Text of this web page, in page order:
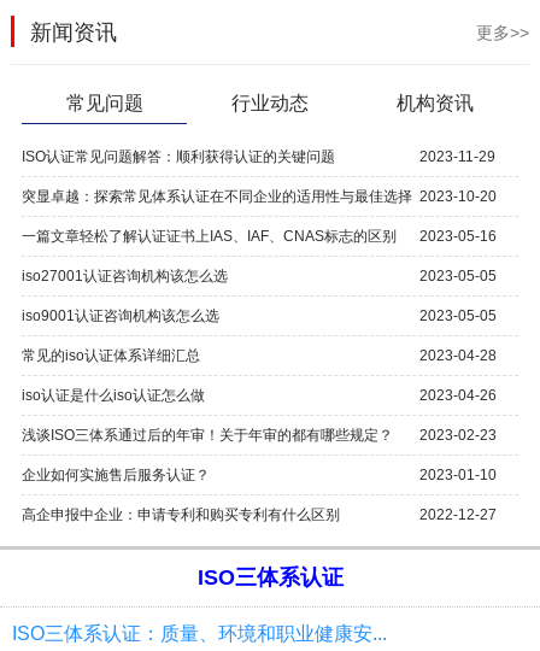
新闻资讯 更多>>
常见问题 行业动态 机构资讯
ISO认证常见问题解答：顺利获得认证的关键问题 2023-11-29
突显卓越：探索常见体系认证在不同企业的适用性与最佳选择 2023-10-20
一篇文章轻松了解认证证书上IAS、IAF、CNAS标志的区别 2023-05-16
iso27001认证咨询机构该怎么选 2023-05-05
iso9001认证咨询机构该怎么选 2023-05-05
常见的iso认证体系详细汇总 2023-04-28
iso认证是什么iso认证怎么做 2023-04-26
浅谈ISO三体系通过后的年审！关于年审的都有哪些规定？ 2023-02-23
企业如何实施售后服务认证？ 2023-01-10
高企申报中企业：申请专利和购买专利有什么区别 2022-12-27
ISO三体系认证
ISO三体系认证：质量、环境和职业健康安...